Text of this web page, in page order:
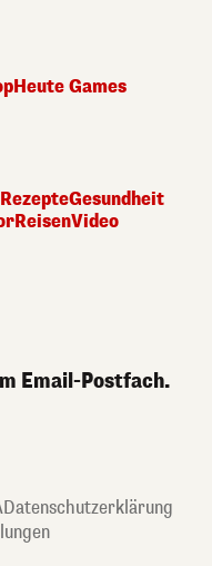
Heute Games
RezepteGesundheit
ReisenVideo
Email-Postfach.
Datenschutzerklärung